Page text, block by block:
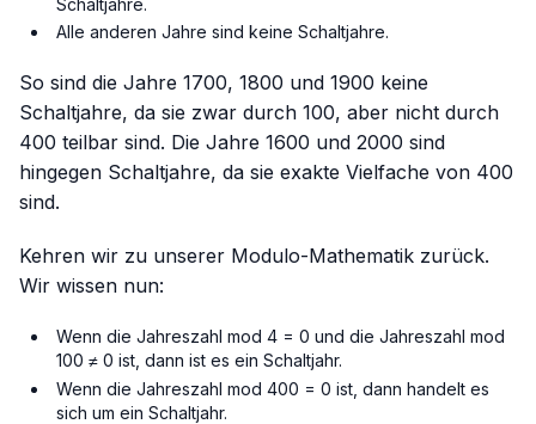
Alle anderen Jahre sind keine Schaltjahre.
So sind die Jahre 1700, 1800 und 1900 keine
Schaltjahre, da sie zwar durch 100, aber nicht durch
400 teilbar sind. Die Jahre 1600 und 2000 sind
hingegen Schaltjahre, da sie exakte Vielfache von 400
sind.
Kehren wir zu unserer Modulo-Mathematik zurück.
Wir wissen nun:
Wenn die Jahreszahl mod 4 = 0 und die Jahreszahl mod
100 ≠ 0 ist, dann ist es ein Schaltjahr.
Wenn die Jahreszahl mod 400 = 0 ist, dann handelt es
sich um ein Schaltjahr.